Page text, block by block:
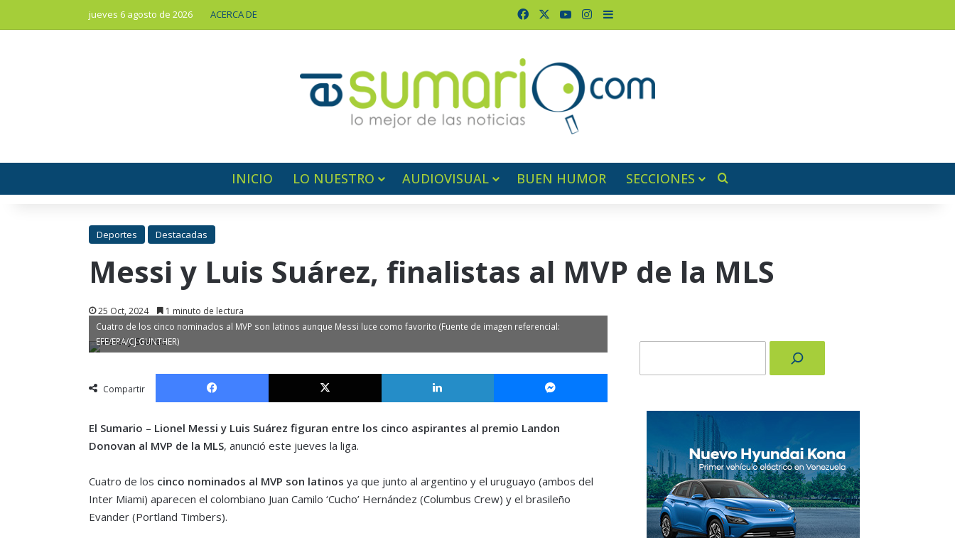
jueves 6 agosto de 2026 ACERCA DE FacebookYouTubeInstagram
Barra lateral
INICIO LO NUESTRO AUDIOVISUAL BUEN HUMOR SECCIONES
Deportes Destacadas
Messi y Luis Suárez, finalistas al MVP de la MLS
25 Oct, 2024 1 minuto de lectura
Cuatro de los cinco nominados al MVP son latinos aunque Messi luce como favorito (Fuente de imagen referencial:
EFE/EPA/CJ GUNTHER)
Compartir
Facebook X LinkedIn Messenger
El Sumario – Lionel Messi y Luis Suárez figuran entre los cinco aspirantes al premio Landon
Donovan al MVP de la MLS, anunció este jueves la liga.
Cuatro de los cinco nominados al MVP son latinos ya que junto al argentino y el uruguayo (ambos del
Inter Miami) aparecen el colombiano Juan Camilo ‘Cucho’ Hernández (Columbus Crew) y el brasileño
Evander (Portland Timbers).